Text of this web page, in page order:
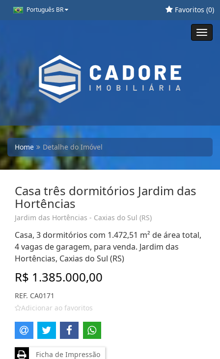
Português BR Favoritos (0)
Home Detalhe do Imóvel
Casa três dormitórios Jardim das
Hortências
Jardim das Hortências - Caxias do Sul (RS)
Casa, 3 dormitórios com 1.472,51 m² de área total,
4 vagas de garagem, para venda. Jardim das
Hortências, Caxias do Sul (RS)
R$ 1.385.000,00
REF. CA0171
Adicionar ao favoritos
Ficha de Impressão